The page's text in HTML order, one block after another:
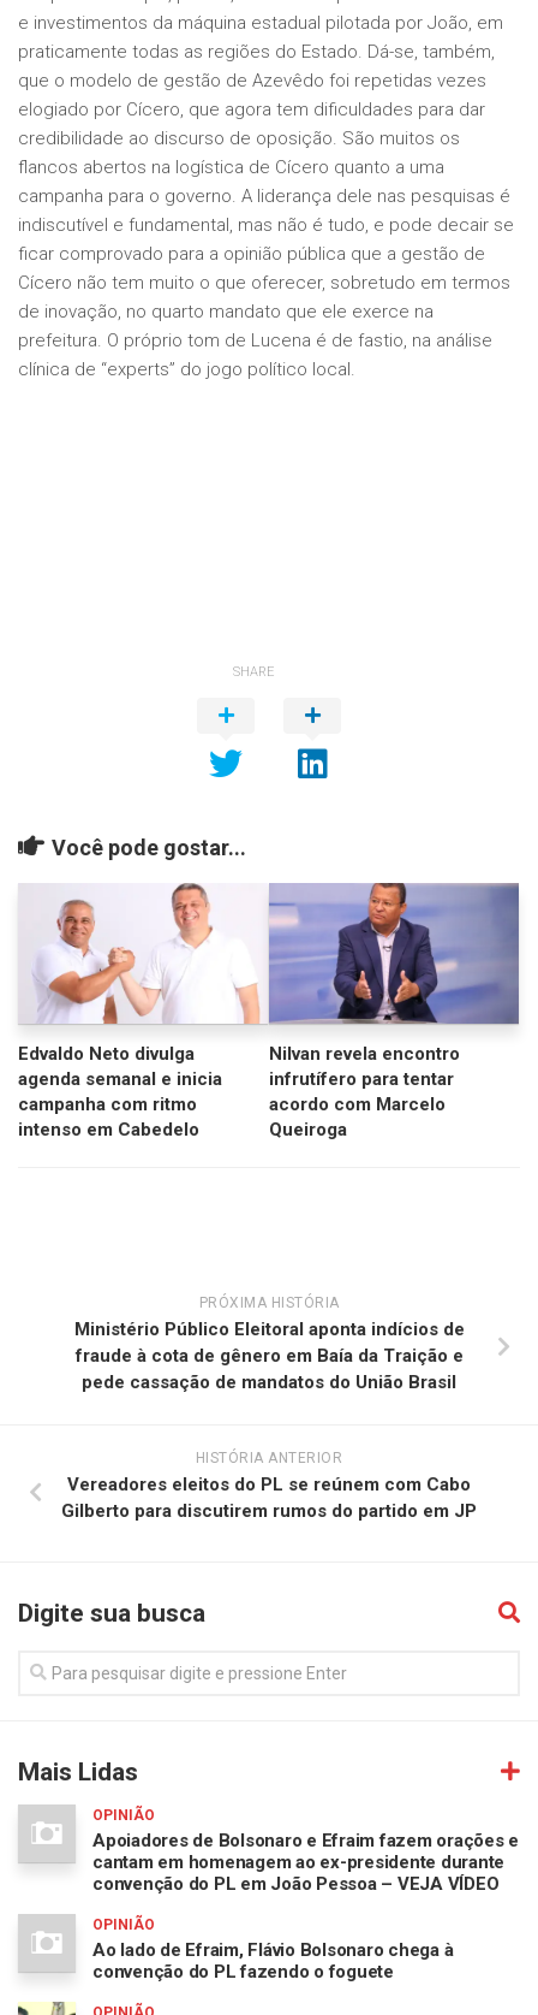
e investimentos da máquina estadual pilotada por João, em
praticamente todas as regiões do Estado. Dá-se, também,
que o modelo de gestão de Azevêdo foi repetidas vezes
elogiado por Cícero, que agora tem dificuldades para dar
credibilidade ao discurso de oposição. São muitos os
flancos abertos na logística de Cícero quanto a uma
campanha para o governo. A liderança dele nas pesquisas é
indiscutível e fundamental, mas não é tudo, e pode decair se
ficar comprovado para a opinião pública que a gestão de
Cícero não tem muito o que oferecer, sobretudo em termos
de inovação, no quarto mandato que ele exerce na
prefeitura. O próprio tom de Lucena é de fastio, na análise
clínica de “experts” do jogo político local.
SHARE
Você pode gostar...
Edvaldo Neto divulga
agenda semanal e inicia
campanha com ritmo
intenso em Cabedelo
Nilvan revela encontro
infrutífero para tentar
acordo com Marcelo
Queiroga
PRÓXIMA HISTÓRIA
Ministério Público Eleitoral aponta indícios de
fraude à cota de gênero em Baía da Traição e
pede cassação de mandatos do União Brasil
HISTÓRIA ANTERIOR
Vereadores eleitos do PL se reúnem com Cabo
Gilberto para discutirem rumos do partido em JP
Digite sua busca
Mais Lidas
OPINIÃO
Apoiadores de Bolsonaro e Efraim fazem orações e
cantam em homenagem ao ex-presidente durante
convenção do PL em João Pessoa – VEJA VÍDEO
OPINIÃO
Ao lado de Efraim, Flávio Bolsonaro chega à
convenção do PL fazendo o foguete